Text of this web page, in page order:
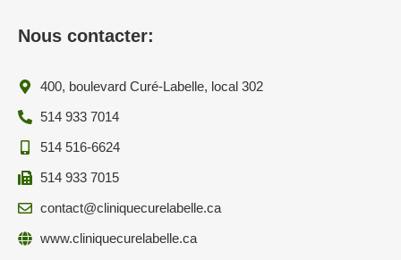
Nous contacter:
400, boulevard Curé-Labelle, local 302
514 933 7014
514 516-6624
514 933 7015
contact@cliniquecurelabelle.ca
www.cliniquecurelabelle.ca